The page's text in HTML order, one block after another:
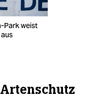
Park weist